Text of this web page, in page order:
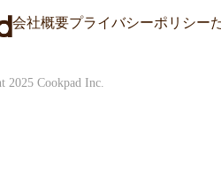
会社概要プライバシーポリシー
2025 Cookpad Inc.